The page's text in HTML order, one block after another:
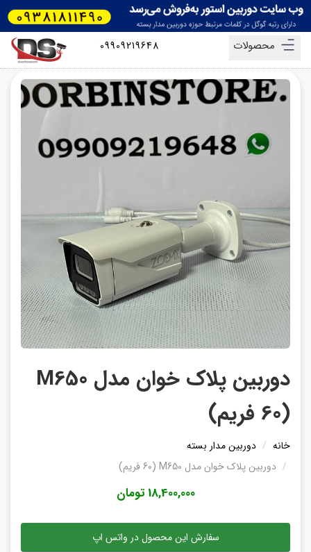
محصولات 09909219648
دوربین پلاک خوان مدل M650
(60 فریم)
خانه
دوربین مدار بسته
دوربین پلاک خوان مدل M650 (60 فریم)
18,400,000 تومان
سفارش این محصول در واتس اپ